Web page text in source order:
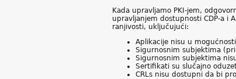
Kada upravljamo PKI-jem,
upravljanjem dostupnosti CDP-a i
ranjivosti, uključujući:
Aplikacije nisu u
Sigurnosnim subjektima
Sigurnosnim subjektima
Sertifikati su slučajno
CRLs nisu dostupni da bi